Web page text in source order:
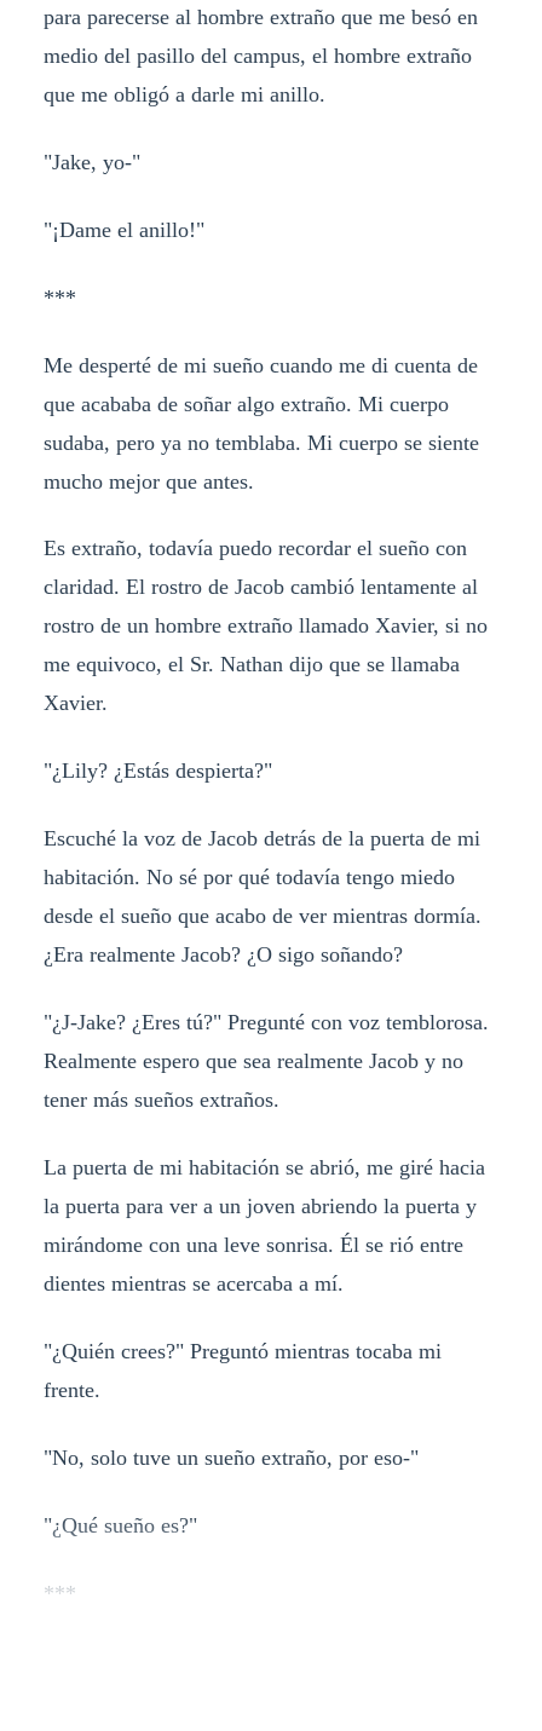
para parecerse al hombre extraño que me besó en
medio del pasillo del campus, el hombre extraño
que me obligó a darle mi anillo.
"Jake, yo-"
"¡Dame el anillo!"
***
Me desperté de mi sueño cuando me di cuenta de
que acababa de soñar algo extraño. Mi cuerpo
sudaba, pero ya no temblaba. Mi cuerpo se siente
mucho mejor que antes.
Es extraño, todavía puedo recordar el sueño con
claridad. El rostro de Jacob cambió lentamente al
rostro de un hombre extraño llamado Xavier, si no
me equivoco, el Sr. Nathan dijo que se llamaba
Xavier.
"¿Lily? ¿Estás despierta?"
Escuché la voz de Jacob detrás de la puerta de mi
habitación. No sé por qué todavía tengo miedo
desde el sueño que acabo de ver mientras dormía.
¿Era realmente Jacob? ¿O sigo soñando?
"¿J-Jake? ¿Eres tú?" Pregunté con voz temblorosa.
Realmente espero que sea realmente Jacob y no
tener más sueños extraños.
La puerta de mi habitación se abrió, me giré hacia
la puerta para ver a un joven abriendo la puerta y
mirándome con una leve sonrisa. Él se rió entre
dientes mientras se acercaba a mí.
"¿Quién crees?" Preguntó mientras tocaba mi
frente.
"No, solo tuve un sueño extraño, por eso-"
"¿Qué sueño es?"
***